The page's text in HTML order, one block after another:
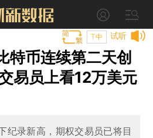
试听
T中
特币连续第二天创
易员上看12万美元
纪录新高，期权交易员已将目